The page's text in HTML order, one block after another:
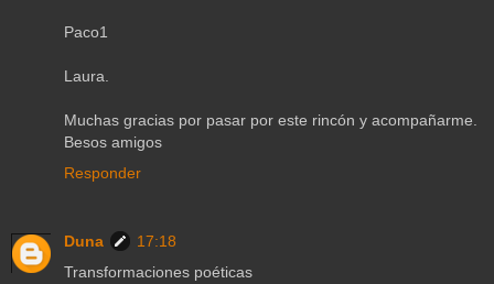
Paco1
Laura.
Muchas gracias por pasar por este rincón y acompañarme.
Besos amigos
Responder
Duna
17:18
Transformaciones poéticas